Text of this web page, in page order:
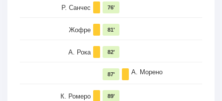
Р. Санчес 76'
Жофре 81'
А. Рока 82'
А. Морено
87'
К. Ромеро 89'